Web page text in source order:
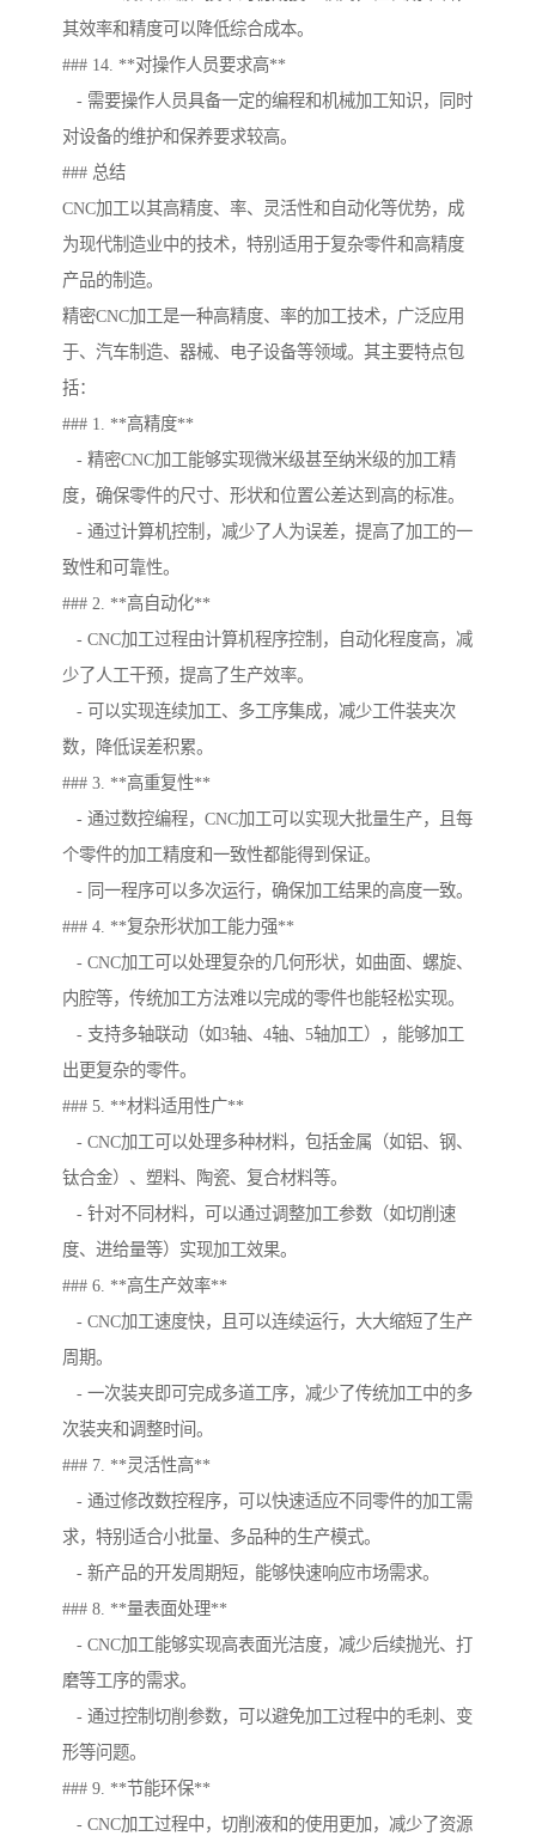
其效率和精度可以降低综合成本。
### 14. **对操作人员要求高**
- 需要操作人员具备一定的编程和机械加工知识，同时
对设备的维护和保养要求较高。
### 总结
CNC加工以其高精度、率、灵活性和自动化等优势，成
为现代制造业中的技术，特别适用于复杂零件和高精度
产品的制造。
精密CNC加工是一种高精度、率的加工技术，广泛应用
于、汽车制造、器械、电子设备等领域。其主要特点包
括：
### 1. **高精度**
- 精密CNC加工能够实现微米级甚至纳米级的加工精
度，确保零件的尺寸、形状和位置公差达到高的标准。
- 通过计算机控制，减少了人为误差，提高了加工的一
致性和可靠性。
### 2. **高自动化**
- CNC加工过程由计算机程序控制，自动化程度高，减
少了人工干预，提高了生产效率。
- 可以实现连续加工、多工序集成，减少工件装夹次
数，降低误差积累。
### 3. **高重复性**
- 通过数控编程，CNC加工可以实现大批量生产，且每
个零件的加工精度和一致性都能得到保证。
- 同一程序可以多次运行，确保加工结果的高度一致。
### 4. **复杂形状加工能力强**
- CNC加工可以处理复杂的几何形状，如曲面、螺旋、
内腔等，传统加工方法难以完成的零件也能轻松实现。
- 支持多轴联动（如3轴、4轴、5轴加工），能够加工
出更复杂的零件。
### 5. **材料适用性广**
- CNC加工可以处理多种材料，包括金属（如铝、钢、
钛合金）、塑料、陶瓷、复合材料等。
- 针对不同材料，可以通过调整加工参数（如切削速
度、进给量等）实现加工效果。
### 6. **高生产效率**
- CNC加工速度快，且可以连续运行，大大缩短了生产
周期。
- 一次装夹即可完成多道工序，减少了传统加工中的多
次装夹和调整时间。
### 7. **灵活性高**
- 通过修改数控程序，可以快速适应不同零件的加工需
求，特别适合小批量、多品种的生产模式。
- 新产品的开发周期短，能够快速响应市场需求。
### 8. **量表面处理**
- CNC加工能够实现高表面光洁度，减少后续抛光、打
磨等工序的需求。
- 通过控制切削参数，可以避免加工过程中的毛刺、变
形等问题。
### 9. **节能环保**
- CNC加工过程中，切削液和的使用更加，减少了资源